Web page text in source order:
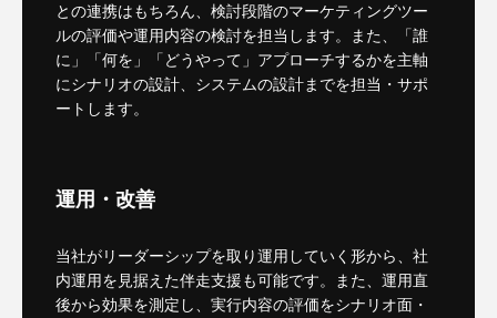
との連携はもちろん、検討段階のマーケティングツー
ルの評価や運用内容の検討を担当します。また、「誰
に」「何を」「どうやって」アプローチするかを主軸
にシナリオの設計、システムの設計までを担当・サポ
ートします。
運用・改善
当社がリーダーシップを取り運用していく形から、社
内運用を見据えた伴走支援も可能です。また、運用直
後から効果を測定し、実行内容の評価をシナリオ面・